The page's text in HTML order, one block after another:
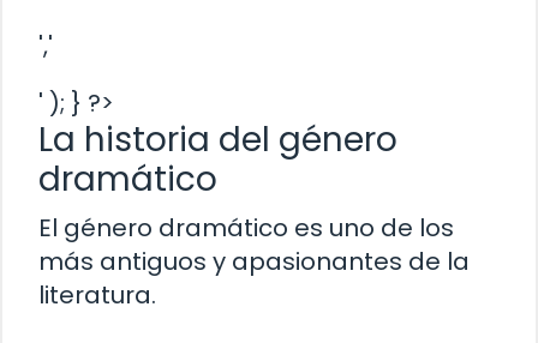
','
' ); } ?>
La historia del género
dramático
El género dramático es uno de los
más antiguos y apasionantes de la
literatura.